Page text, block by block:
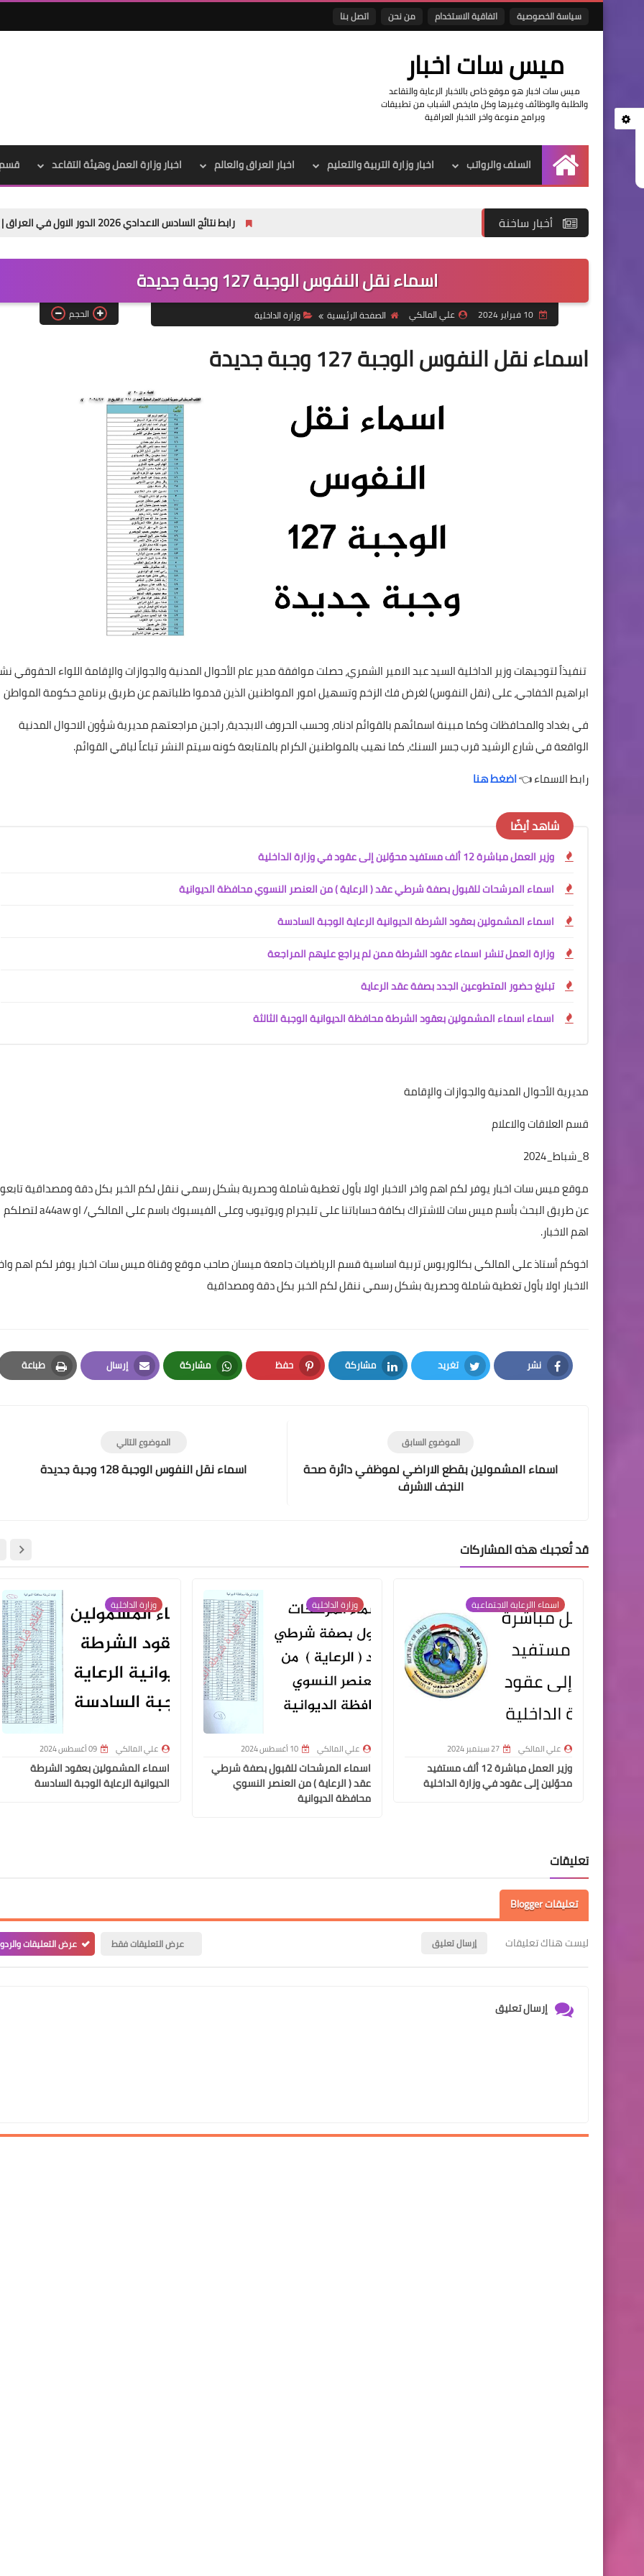
سياسة الخصوصية اتفاقية الاستخدام من نحن اتصل بنا
ميس سات اخبار
ميس سات اخبار هو موقع خاص بالاخبار الرعاية والتقاعد
والطلبة والوظائف وغيرها وكل مايخص الشباب من تطبيقات
وبرامج منوعة واخر الاخبار العراقية
الرئيسية
السلف والرواتب اخبار وزارة التربية والتعليم اخبار العراق والعالم اخبار وزارة العمل وهيئة التقاعد قسم
أخبار ساخنة رابط نتائج السادس الاعدادي 2026 الدور الاول في العراق | موقع نتائجنا
اسماء نقل النفوس الوجبة 127 وجبة جديدة
علي المالكي الصفحة الرئيسية وزارة الداخلية الحجم
اسماء نقل النفوس الوجبة 127 وجبة جديدة
تنفيذاً لتوجيهات وزير الداخلية السيد عبد الامير الشمري، حصلت موافقة مدير عام الأحوال المدنية والجوازات والإقامة اللواء الحقوقي
ابراهيم الخفاجي، على (نقل النفوس) لغرض فك الزخم وتسهيل امور المواطنين الذين قدموا طلباتهم عن طريق برنامج حكومة المواطن
في بغداد والمحافظات وكما مبينة اسمائهم بالقوائم ادناه، وحسب الحروف الابجدية، راجين مراجعتهم مديرية شؤون الاحوال المدنية
الواقعة في شارع الرشيد قرب جسر السنك، كما نهيب بالمواطنين الكرام بالمتابعة كونه سيتم النشر تباعاً لباقي القوائم.
رابط الاسماء 👈اضغط هنا
شاهد أيضًا
وزير العمل مباشرة 12 ألف مستفيد محوّلين إلى عقود في وزارة الداخلية
اسماء المرشحات للقبول بصفة شرطي عقد ( الرعاية ) من العنصر النسوي محافظة الديوانية
اسماء المشمولين بعقود الشرطة الديوانية الرعاية الوجبة السادسة
وزارة العمل تنشر اسماء عقود الشرطة ممن لم يراجع عليهم المراجعة
تبليغ حضور المتطوعين الجدد بصفة عقد الرعاية
اسماء اسماء المشمولين بعقود الشرطة محافظة الديوانية الوجبة الثالثة
مديرية الأحوال المدنية والجوازات والإقامة
قسم العلاقات والاعلام
8_شباط_2024
موقع ميس سات اخبار يوفر لكم اهم واخر الاخبار اولا بأول تغطية شاملة وحصرية بشكل رسمي ننقل لكم الخبر بكل دقة ومصداقية
عن طريق البحث بأسم ميس سات للاشتراك بكافة حساباتنا على تليجرام ويوتيوب وعلى الفيسبوك باسم علي المالكي/ او a44aw لتصلكم
اهم الاخبار.
اخوكم أستاذ علي المالكي بكالوريوس تربية اساسية قسم الرياضيات جامعة ميسان صاحب موقع وقناة ميس سات اخبار يوفر لكم اهم
الاخبار اولا بأول تغطية شاملة وحصرية بشكل رسمي ننقل لكم الخبر بكل دقة ومصداقية
نشر
Facebook
تغريد
Twitter
مشاركة
LinkedIn
حفظ
Pinterest
مشاركة
Whatsapp
إرسال
Email
طباعة
Print
الموضوع التالي
اسماء نقل النفوس الوجبة 128 وجبة جديدة
الموضوع السابق
اسماء المشمولين بقطع الاراضي لموظفي دائرة صحة
النجف الاشرف
قد تُعجبك هذه المشاركات
اسماء االرعاية الاجتماعية
علي المالكي 27 سبتمبر 2024
وزير العمل مباشرة 12 ألف مستفيد
محوّلين إلى عقود في وزارة الداخلية
وزارة الداخلية
علي المالكي 10 أغسطس 2024
اسماء المرشحات للقبول بصفة شرطي
عقد ( الرعاية ) من العنصر النسوي
محافظة الديوانية
وزارة الداخلية
علي المالكي 09 أغسطس 2024
اسماء المشمولين بعقود الشرطة
الديوانية الرعاية الوجبة السادسة
تعليقات
تعليقات Blogger
ليست هناك تعليقات إرسال تعليق عرض التعليقات فقط عرض التعليقات
إرسال تعليق
13 فبراير 2023
11 فبراير 2023
08 فبراير 2023
07 فبراير 2023
05 فبراير 2023
علي المالكي
03 مايو 2021
علي المالكي
03 مايو 2021
علي المالكي
علي المالكي
علي المالكي